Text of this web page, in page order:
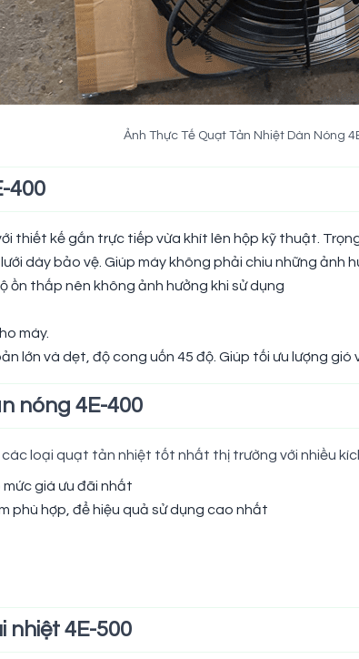
Ảnh Thực Tế Quạt Tản Nhiệt Dàn Nóng
400
thiết kế gắn trực tiếp vừa khít lên hộp kỹ thuật.
dày bảo vệ. Giúp máy không phải chiu những ảnh
thấp nên không ảnh hưởng khi sử dụng
máy.
lớn và dẹt, độ cong uốn 45 độ. Giúp tối ưu lượng gió
nóng 4E-400
loại quạt tản nhiệt tốt nhất thị trường với nhiều
giá ưu đãi nhất
phù hợp, để hiệu quả sử dụng cao nhất
nhiệt 4E-500